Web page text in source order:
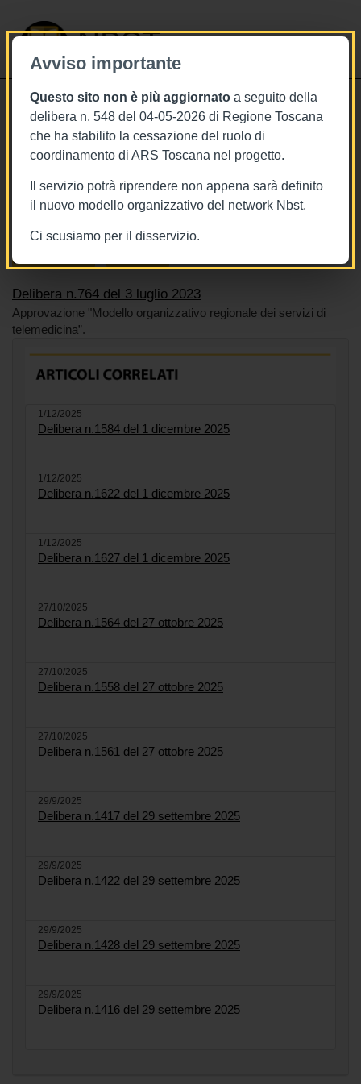
Avviso importante
Questo sito non è più aggiornato a seguito della
delibera n. 548 del 04-05-2026 di Regione Toscana
che ha stabilito la cessazione del ruolo di
coordinamento di ARS Toscana nel progetto.
Il servizio potrà riprendere non appena sarà definito
il nuovo modello organizzativo del network Nbst.
Ci scusiamo per il disservizio.
NBST
Delibera n.764 del 3 luglio 2023
Tags Toscana
BURT Bollettino della regione toscana
Sistema sanitario
Delibera n.764 del 3 luglio 2023
Approvazione "Modello organizzativo regionale dei servizi di
telemedicina”.
1/12/2025
Delibera n.1584 del 1 dicembre 2025
1/12/2025
Delibera n.1622 del 1 dicembre 2025
1/12/2025
Delibera n.1627 del 1 dicembre 2025
27/10/2025
Delibera n.1564 del 27 ottobre 2025
27/10/2025
Delibera n.1558 del 27 ottobre 2025
27/10/2025
Delibera n.1561 del 27 ottobre 2025
29/9/2025
Delibera n.1417 del 29 settembre 2025
29/9/2025
Delibera n.1422 del 29 settembre 2025
29/9/2025
Delibera n.1428 del 29 settembre 2025
29/9/2025
Delibera n.1416 del 29 settembre 2025